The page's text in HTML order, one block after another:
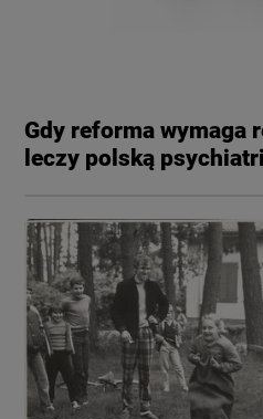
Gdy reforma wymaga
leczy polską